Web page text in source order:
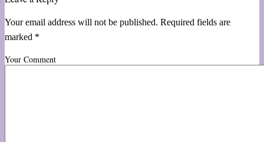
Your email address will not be published. Required fields are
marked *
Your Comment